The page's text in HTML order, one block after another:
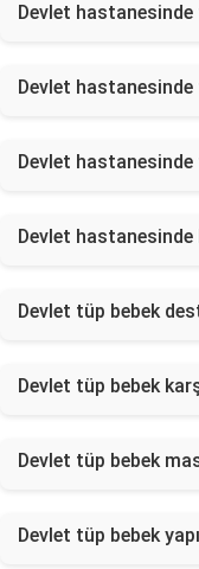
Devlet hastanesinde
Devlet
Devlet hastanesinde
Devlet
Devlet tüp bebek
Devlet tüp bebek
Devlet tüp bebek
Devlet tüp bebek